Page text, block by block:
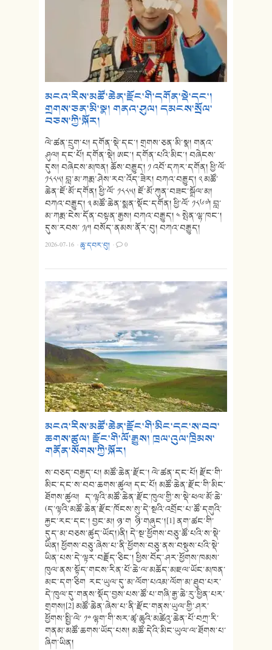
མངའ་རིས་མཚོ་ཆེན་རྫོང་གི་དགོན་སྡེ་དང་།
གྲགས་ཅན་མི་སྣ། གནའ་ཤུལ། དམངས་སྲོལ་
བཅས་ཀྱི་སྐོར།
ལེ་ཚན་དྲུག་པ། དགོན་སྡེ་དང་། གྲགས་ཅན་མི་སྣ། གནའ་
ཤུལ། དང་པོ། དགོན་སྡེ། ཨང་། དགོན་པའི་མིང་། བཞེངས་
དུས། བཞེངས་མཁན། ཆོས་བརྒྱུད། ༡ འབོ་དཀར་དགོན། ཕྱི་ལོ་
༡༨༨༥། བླ་མ་ཀརྨ་ཤེས་རབ་འོད་ཟེར། བཀའ་བརྒྱུད། ༢ མཚོ་
ཆེན་ཇོ་མོ་དགོན། ཕྱི་ལོ་ ༡༨༨༥། ཇོ་མོ་ཀུན་བཟང་སྒྲོལ་མ།
བཀའ་བརྒྱུད། ༣ མཚོ་ཆེན་སྨན་སྡོང་དགོན། ཕྱི་ལོ་ ༡༨༦༧། བླ་
མ་ཀརྨ་ངེས་དོན་བསྟན་རྒྱས། བཀའ་བརྒྱུད། ༤ སྤེན་ལྷ་ཁང་།
དུས་རབས་ ༡༩། བསོད་ནམས་ནོར་བུ། བཀའ་བརྒྱུད།
2026-07-16 ·ཆུ་དབར་བུ། · 0
མངའ་རིས་མཚོ་ཆེན་རྫོང་གི་མིང་དང་ས་བབ་
ཆགས་ཚུལ། རྫོང་གི་ལོ་རྒྱུས། ཁྲལ་འུལ་ཁྲིམས་
གནོན་སོགས་ཀྱི་སྐོར།
ས་བཅད་བརྒྱད་པ། མཚོ་ཆེན་རྫོང་། ལེ་ཚན་དང་པོ། རྫོང་གི་
མིང་དང་ས་བབ་ཆགས་ཚུལ། དང་པོ། མཚོ་ཆེན་རྫོང་གི་མིང་
ཐོགས་ཚུལ། ད་ལྟའི་མཚོ་ཆེན་རྫོང་ཁུལ་གྱི་ས་སྡེ་ཕལ་མོ་ཆེ་
(ད་ལྟའི་མཚོ་ཆེན་རྫོང་ཁོངས་སུ་དེ་སྔའི་འབྲོང་པ་ཚོ་དགུའི་
རྐྱང་རང་དང་། བྱང་མ། ཉ་ག ཉི་གཞུང་།[1] ནག་ཚང་གི་
དུད་མ་བཅས་ཚུད་ཡོད།)ནི། དེ་སྔ་ཕྱོགས་བཅུ་ཚོ་པའི་ས་སྡེ་
ཡིན། ཕྱོགས་བཅུ་ཞེས་པ་ནི་ཕྱོགས་བཅུ་ནས་བསྡུས་པའི་སྡེ་
ཡིན་པས་དེ་ལྟར་བརྗོད་ཅིང་། ཕྱིས་བོད་ཤར་ཕྱོགས་ཁམས་
ཁུལ་ནས་སྟོད་གངས་རིན་པོ་ཆེ་ལ་མཆོད་མཇལ་ཡོང་མཁན་
མང་དག་ཅིག རང་ཡུལ་དུ་མ་ལོག་པའམ་ལོག་མ་ཐུབ་པར་
དེ་ཁུལ་དུ་གནས་སྡོད་བྱས་པས་ཚོ་པ་གཞི་རྒྱ་ཆེ་རུ་ཕྱིན་པར་
གྲགས།[2] མཚོ་ཆེན་ཞེས་པ་ནི་རྫོང་གནས་ཡུལ་གྱི་ཤར་
ཕྱོགས་སྤྱི་ལེ་ ༡༠ ལྷག་གི་སར་ཚྭ་ཆུའི་མཚེའུ་ཆེན་པོ་བཀྲ་རི་
གནམ་མཚོ་ཆགས་ཡོད་པས། མཚོ་དེའི་མིང་ཡུལ་ལ་ཐོགས་པ་
ཞིག་ཡིན།